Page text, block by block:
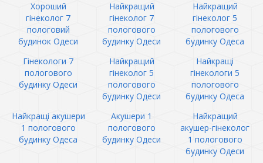
Хороший
гінеколог 7
пологовий
будинок Одеси
Найкращий
гінеколог 7
пологового
будинку Одеси
Найкращий
гінеколог 5
пологового
будинку Одеса
Гінекологи 7
пологового
будинку Одеси
Найкращий
гінеколог 5
пологового
будинку Одеси
Найкращі
гінекологи 5
пологового
будинку Одеса
Найкращі акушери
1 пологового
будинку Одеса
Акушери 1
пологового
будинку Одеси
Найкращий
акушер-гінеколог
1 пологового
будинку Одеси